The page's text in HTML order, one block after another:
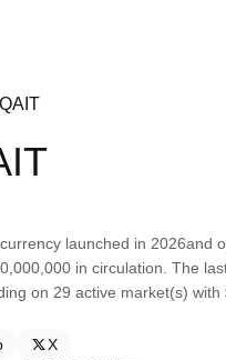
QAIT
launched in 2026and
in circulation. The
on 29 active market(s)
X